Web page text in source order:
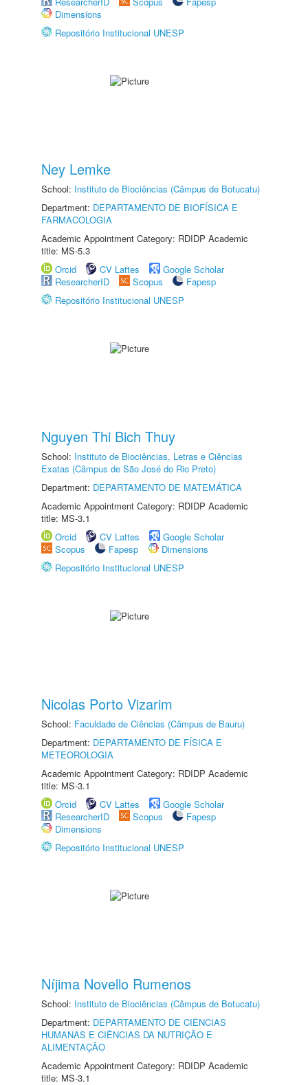
Dimensions
Repositório Institucional UNESP
Ney Lemke
School: Instituto de Biociências (Câmpus de Botucatu)
Department: DEPARTAMENTO DE BIOFÍSICA E
FARMACOLOGIA
Academic Appointment Category: RDIDP Academic
title: MS-5.3
Orcid
CV Lattes
Google Scholar
ResearcherID
Scopus
Fapesp
Repositório Institucional UNESP
Nguyen Thi Bich Thuy
School: Instituto de Biociências, Letras e Ciências
Exatas (Câmpus de São José do Rio Preto)
Department: DEPARTAMENTO DE MATEMÁTICA
Academic Appointment Category: RDIDP Academic
title: MS-3.1
Orcid
CV Lattes
Google Scholar
Scopus
Fapesp
Dimensions
Repositório Institucional UNESP
Nicolas Porto Vizarim
School: Faculdade de Ciências (Câmpus de Bauru)
Department: DEPARTAMENTO DE FÍSICA E
METEOROLOGIA
Academic Appointment Category: RDIDP Academic
title: MS-3.1
Orcid
CV Lattes
Google Scholar
ResearcherID
Scopus
Fapesp
Dimensions
Repositório Institucional UNESP
Níjima Novello Rumenos
School: Instituto de Biociências (Câmpus de Botucatu)
Department: DEPARTAMENTO DE CIÊNCIAS
HUMANAS E CIÊNCIAS DA NUTRIÇÃO E
ALIMENTAÇÃO
Academic Appointment Category: RDIDP Academic
title: MS-3.1